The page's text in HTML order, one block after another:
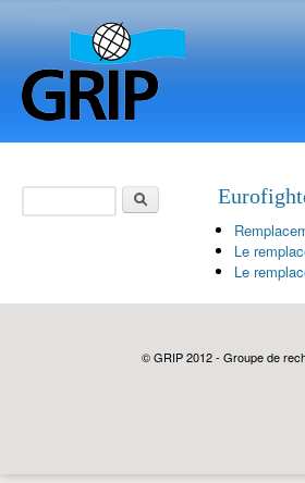
Le
Le
Search form
© GRIP 2012 - Groupe de